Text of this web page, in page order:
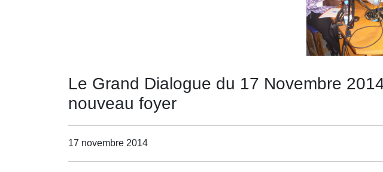
Le Grand Dialogue du 17 Novembre
nouveau foyer
17 novembre 2014